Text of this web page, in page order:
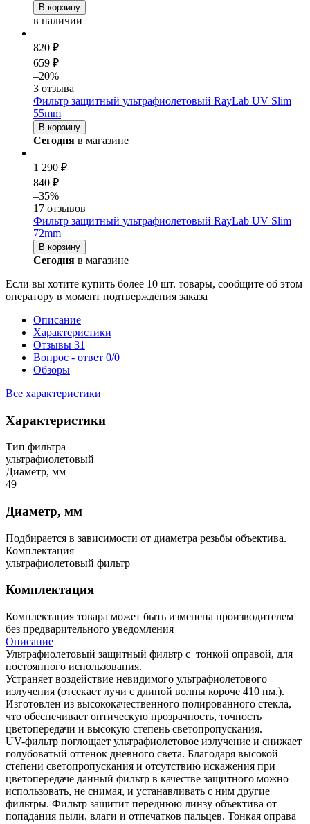
В корзину
в наличии
820 ₽
659 ₽
–20%
3 отзыва
Фильтр защитный ультрафиолетовый RayLab UV Slim
55mm
В корзину
Сегодня в магазине
1 290 ₽
840 ₽
–35%
17 отзывов
Фильтр защитный ультрафиолетовый RayLab UV Slim
72mm
В корзину
Сегодня в магазине
Если вы хотите купить более 10 шт. товары, сообщите об этом
оператору в момент подтверждения заказа
Описание
Характеристики
Отзывы 31
Вопрос - ответ 0/0
Обзоры
Все характеристики
Характеристики
Тип фильтра
ультрафиолетовый
Диаметр, мм
49
Диаметр, мм
Подбирается в зависимости от диаметра резьбы объектива.
Комплектация
ультрафиолетовый фильтр
Комплектация
Комплектация товара может быть изменена производителем
без предварительного уведомления
Описание
Ультрафиолетовый защитный фильтр с тонкой оправой, для
постоянного использования.
Устраняет воздействие невидимого ультрафиолетового
излучения (отсекает лучи с длиной волны короче 410 нм.).
Изготовлен из высококачественного полированного стекла,
что обеспечивает оптическую прозрачность, точность
цветопередачи и высокую степень светопропускания.
UV-фильтр поглощает ультрафиолетовое излучение и снижает
голубоватый оттенок дневного света. Благодаря высокой
степени светопропускания и отсутствию искажения при
цветопередаче данный фильтр в качестве защитного можно
использовать, не снимая, и устанавливать с ним другие
фильтры. Фильтр защитит переднюю линзу объектива от
попадания пыли, влаги и отпечатков пальцев. Тонкая оправа